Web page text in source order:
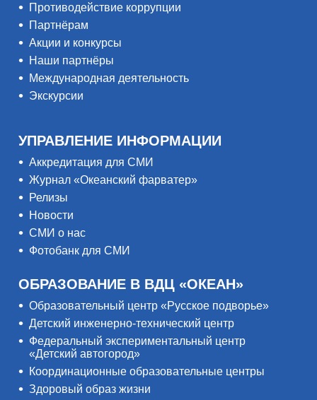
Противодействие коррупции
Партнёрам
Акции и конкурсы
Наши партнёры
Международная деятельность
Экскурсии
УПРАВЛЕНИЕ ИНФОРМАЦИИ
Аккредитация для СМИ
Журнал «Океанский фарватер»
Релизы
Новости
СМИ о нас
Фотобанк для СМИ
ОБРАЗОВАНИЕ В ВДЦ «ОКЕАН»
Образовательный центр «Русское подворье»
Детский инженерно-технический центр
Федеральный экспериментальный центр
«Детский автогород»
Координационные образовательные центры
Здоровый образ жизни